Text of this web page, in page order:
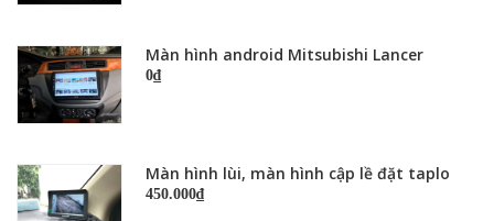
Màn hình android Mitsubishi Lancer
0₫
Màn hình lùi, màn hình cập lề đặt taplo
450.000₫